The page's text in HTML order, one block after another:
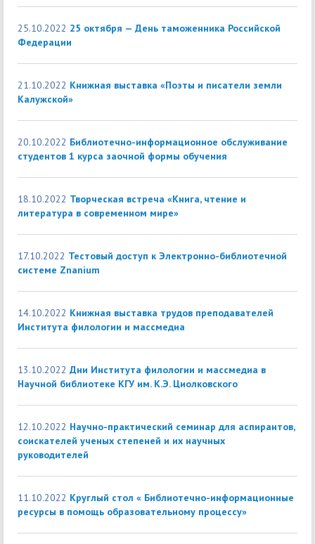
25.10.2022 25 октября — День таможенника Российской
Федерации
21.10.2022 Книжная выставка «Поэты и писатели земли
Калужской»
20.10.2022 Библиотечно-информационное обслуживание
студентов 1 курса заочной формы обучения
18.10.2022 Творческая встреча «Книга, чтение и
литература в современном мире»
17.10.2022 Тестовый доступ к Электронно-библиотечной
системе Znanium
14.10.2022 Книжная выставка трудов преподавателей
Института филологии и массмедиа
13.10.2022 Дни Института филологии и массмедиа в
Научной библиотеке КГУ им. К.Э. Циолковского
12.10.2022 Научно-практический семинар для аспирантов,
соискателей ученых степеней и их научных
руководителей
11.10.2022 Круглый стол « Библиотечно-информационные
ресурсы в помощь образовательному процессу»